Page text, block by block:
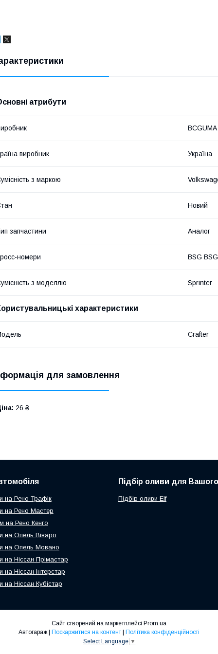
атрибути
BCGUMA
виробник Україна
з маркою
Новий
запчастини Аналог
номери BSG
з моделлю Sprinter
характеристики
Crafter
для замовлення
26 ₴
на Рено Трафік
на Рено Мастер
на Рено Кенго
на Опель Віваро
на Опель Мовано
на Ніссан Прімастар
на Ніссан Інтерстар
на Ніссан Кубістар
Підбір оливи для
Підбір оливи Elf
Сайт створений на маркетплейсі Prom.ua
Автогараж | Поскаржитися на контент | Політика конфіденційності
Select Language ▼